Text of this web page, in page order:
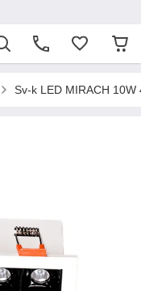
Sv-k LED MIRACH